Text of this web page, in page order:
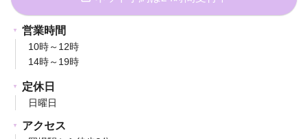
営業時間
10時～12時
14時～19時
定休日
日曜日
アクセス